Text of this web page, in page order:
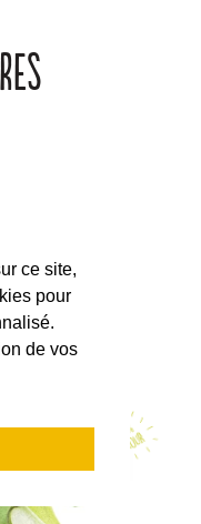
ce site,
pour
de vos